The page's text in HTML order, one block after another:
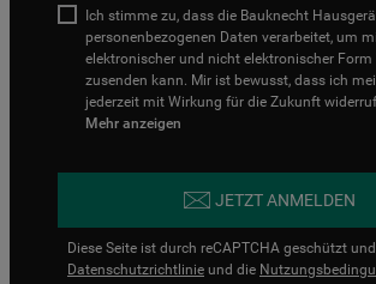
Ich stimme zu, dass die Bauknecht
personenbezogenen Daten verarbeitet, um
elektronischer und nicht elektronischer Form
zusenden kann. Mir ist bewusst, dass ich
jederzeit mit Wirkung für die Zukunft
Mehr anzeigen
JETZT ANMELDEN
Diese Seite ist durch reCAPTCHA geschützt
Datenschutzrichtlinie und die